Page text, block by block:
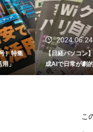
2024.06.24
【日経パソコン】（6/24号）
成AIで日常が劇的変化 最終回
I時代のアプリケーション／サ
こ